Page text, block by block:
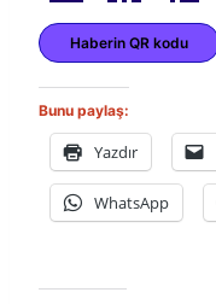
Haberin QR kodu
Bunu paylaş:
Yazdır
WhatsApp